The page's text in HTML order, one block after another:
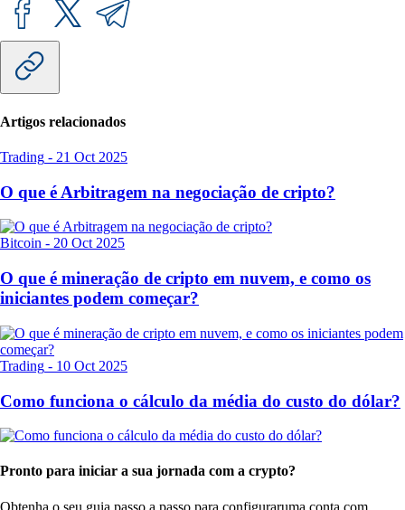
Artigos relacionados
Trading - 21 Oct 2025
O que é Arbitragem na negociação de cripto?
Bitcoin - 20 Oct 2025
O que é mineração de cripto em nuvem, e como os
iniciantes podem começar?
Trading - 10 Oct 2025
Como funciona o cálculo da média do custo do dólar?
Pronto para iniciar a sua jornada com a crypto?
Obtenha o seu guia passo a passo para configuraruma conta com